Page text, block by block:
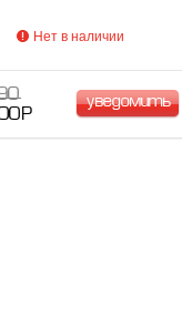
Нет в наличии
Р
уведомить